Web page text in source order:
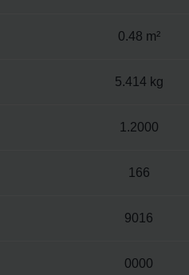
0.48 m²
5.414 kg
1.2000
166
9016
0000